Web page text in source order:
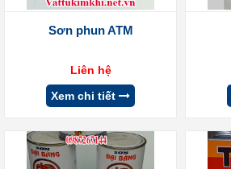
Sơn phun ATM
Liên hệ
Xem chi tiết